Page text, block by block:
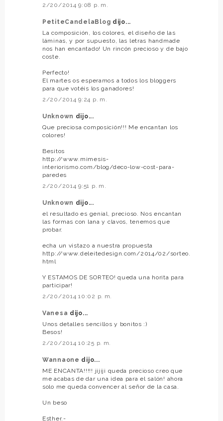
2/20/2014 9:08 p. m.
PetiteCandelaBlog dijo...
La composición, los colores, el diseño de las
láminas, y por supuesto, las letras handmade
nos han encantado! Un rincón precioso y de bajo
coste.
Perfecto!
El martes os esperamos a todos los bloggers
para que votéis los ganadores!
2/20/2014 9:24 p. m.
Unknown dijo...
Que preciosa composición!!! Me encantan los
colores!
Besitos
http://www.mimesis-
interiorismo.com/blog/deco-low-cost-para-
paredes
2/20/2014 9:51 p. m.
Unknown dijo...
el resultado es genial, precioso. Nos encantan
las formas con lana y clavos, tenemos que
probar.
echa un vistazo a nuestra propuesta
http://www.deleitedesign.com/2014/02/sorteo.
html
Y ESTAMOS DE SORTEO! queda una horita para
participar!
2/20/2014 10:02 p. m.
Vanesa dijo...
Unos detalles sencillos y bonitos :)
Besos!
2/20/2014 10:25 p. m.
Wannaone dijo...
ME ENCANTA!!!!! jijiji queda precioso creo que
me acabas de dar una idea para el salón! ahora
solo me queda convencer al señor de la casa.
Un beso
Esther.-